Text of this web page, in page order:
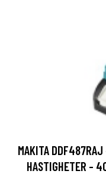
MAKITA
HASTIGHETER -